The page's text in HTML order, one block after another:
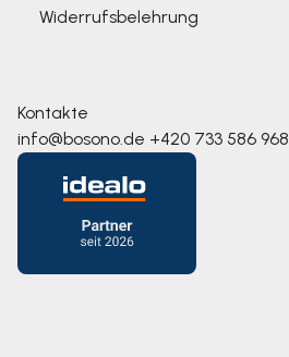
Widerrufsbelehrung
Kontakte
info@bosono.de +420 733 586 968